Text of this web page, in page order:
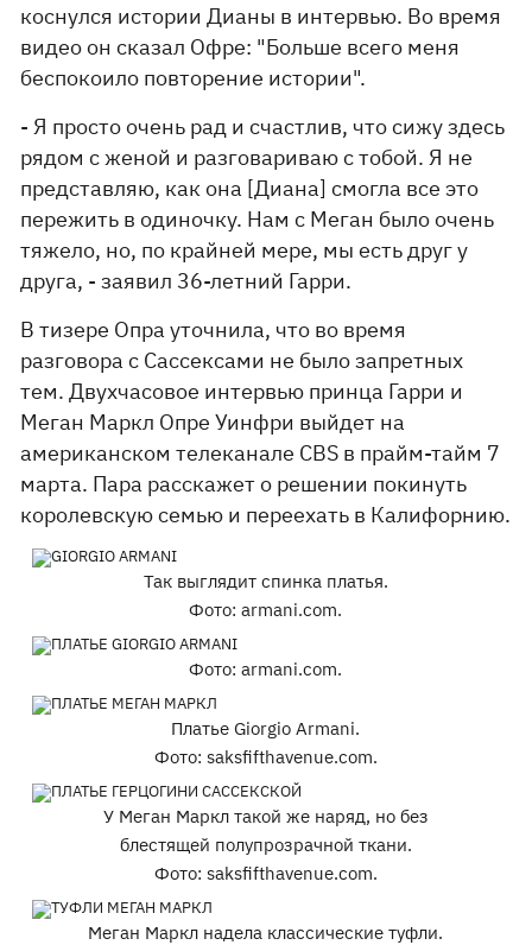
коснулся истории Дианы в интервью. Во время
видео он сказал Офре: "Больше всего меня
беспокоило повторение истории".
- Я просто очень рад и счастлив, что сижу здесь
рядом с женой и разговариваю с тобой. Я не
представляю, как она [Диана] смогла все это
пережить в одиночку. Нам с Меган было очень
тяжело, но, по крайней мере, мы есть друг у
друга, - заявил 36-летний Гарри.
В тизере Опра уточнила, что во время
разговора с Сассексами не было запретных
тем. Двухчасовое интервью принца Гарри и
Меган Маркл Опре Уинфри выйдет на
американском телеканале CBS в прайм-тайм 7
марта. Пара расскажет о решении покинуть
королевскую семью и переехать в Калифорнию.
Так выглядит спинка платья.
Фото: armani.com.
Фото: armani.com.
Платье Giorgio Armani.
Фото: saksfifthavenue.com.
У Меган Маркл такой же наряд, но без
блестящей полупрозрачной ткани.
Фото: saksfifthavenue.com.
Меган Маркл надела классические туфли.